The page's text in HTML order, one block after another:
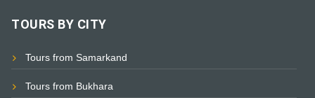
TOURS BY CITY
Tours from Samarkand
Tours from Bukhara